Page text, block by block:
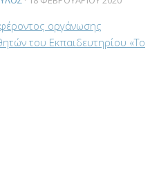
οργάνωσης
του Εκπαιδευτηρίου «Το